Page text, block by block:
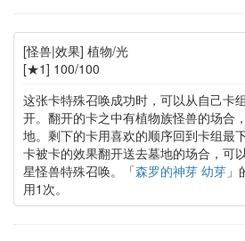
[怪兽|效果] 植物/光
[★1] 100/100
这张卡特殊召唤成功时，可以从自己卡
开。翻开的卡之中有植物族怪兽的场合
地。剩下的卡用喜欢的顺序回到卡组最
卡被卡的效果翻开送去墓地的场合，可
星怪兽特殊召唤。「森罗的神芽 幼芽」
用1次。